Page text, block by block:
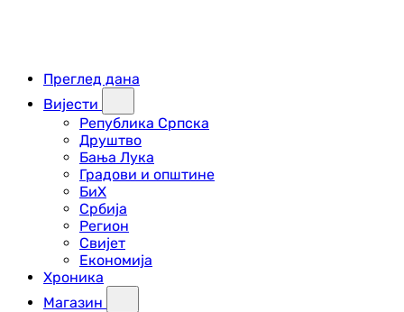
Преглед дана
Вијести
Република Српска
Друштво
Бања Лука
Градови и општине
БиХ
Србија
Регион
Свијет
Економија
Хроника
Магазин